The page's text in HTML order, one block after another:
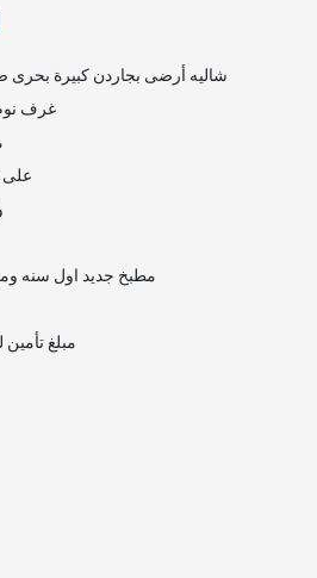
شاليه أرضى بجاردن كبيرة
3 غرف
على
و10
مطبخ جديد اول سنه
مبلغ تأمين